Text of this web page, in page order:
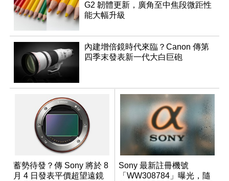
G2 韌體更新，廣角至中焦段微距性
能大幅升級
內建增倍鏡時代來臨？Canon 傳第
四季末發表新一代大白巨砲
蓄勢待發？傳 Sony 將於 8
月 4 日發表平價超望遠鏡
Sony 最新註冊機號
「WW308784」曝光，隨